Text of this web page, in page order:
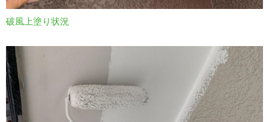
破風上塗り状況